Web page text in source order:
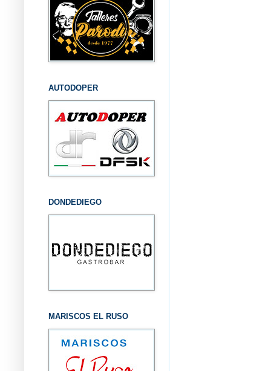
AUTODOPER
DONDEDIEGO
MARISCOS EL RUSO